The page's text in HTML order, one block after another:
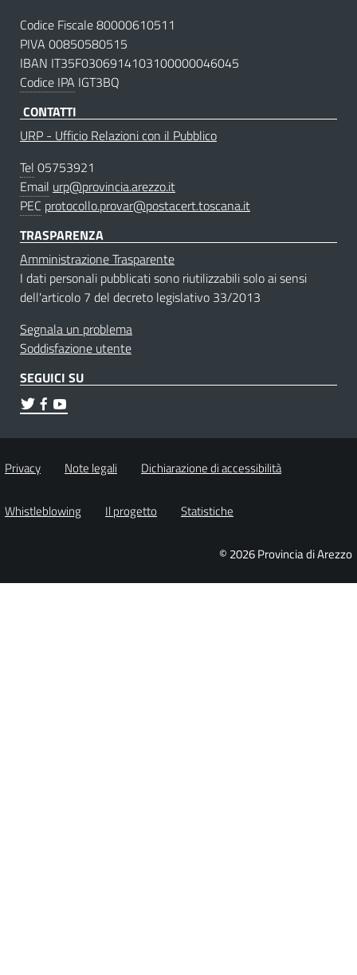
Codice Fiscale 80000610511
PIVA 00850580515
IBAN IT35F0306914103100000046045
Codice IPA IGT3BQ
CONTATTI
URP - Ufficio Relazioni con il Pubblico
Tel 05753921
Email urp@provincia.arezzo.it
PEC protocollo.provar@postacert.toscana.it
TRASPARENZA
Amministrazione Trasparente
I dati personali pubblicati sono riutilizzabili solo ai sensi
dell'articolo 7 del decreto legislativo 33/2013
Segnala un problema
Soddisfazione utente
SEGUICI SU
Privacy Note legali Dichiarazione di accessibilità
Whistleblowing Il progetto Statistiche
© 2026 Provincia di Arezzo